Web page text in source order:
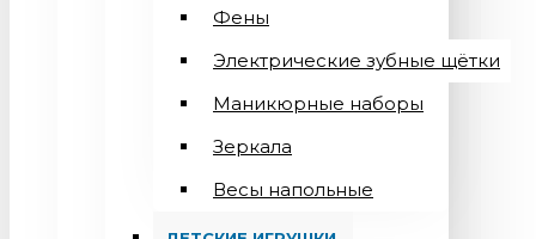
Фены
Электрические зубные щётки
Маникюрные наборы
Зеркала
Весы напольные